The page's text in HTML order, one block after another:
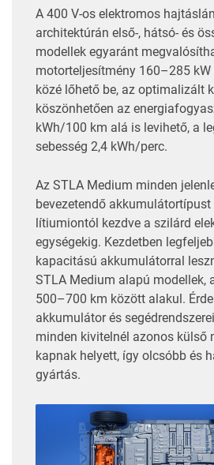
A 400 V-os elektromos
architektúrán első-, hátsó- és
modellek egyaránt
motorteljesítmény 160–285
közé lőhető be, az optimalizált
köszönhetően az
kWh/100 km alá is levihető, a
sebesség 2,4 kWh/perc.
Az STLA Medium minden
bevezetendő
lítiumiontól kezdve a szilárd
egységekig. Kezdetben
kapacitású akkumulátorral
STLA Medium alapú modellek,
500–700 km között alakul.
akkumulátor és
minden kivitelnél azonos külső
kapnak helyett, így olcsóbb és
gyártás.